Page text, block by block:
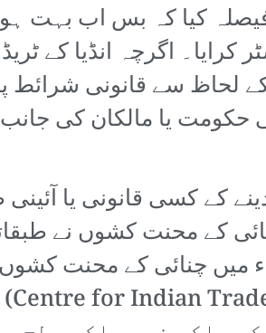
کیا کہ بس اب بہت ہو
سے قانونی شرائط پر
بھی ریاستی حکومت یا
کے کسی قانونی یا
محنت کشوں نے
تک صورتحال جوں کی توں برقرار تھی۔ ستمبر